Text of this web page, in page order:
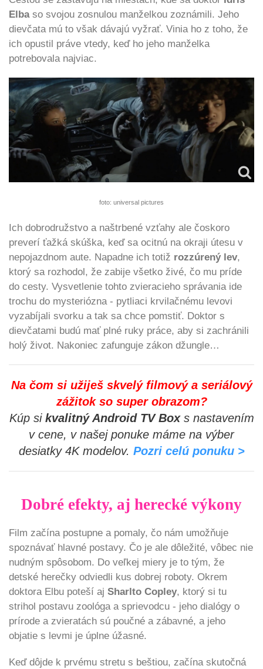
Elbaso svojou zosnulou manželkou zoznámili. Jeho
dievčata mú to však dávajú vyžrať. Vinia ho z toho, že
ich opustil práve vtedy, keď ho jeho manželka
potrebovala najviac.
foto: universal pictures
Ich dobrodružstvo a naštrbené vzťahy ale čoskoro
preverí ťažká skúška, keď sa ocitnú na okraji útesu v
nepojazdnom aute. Napadne ich totiž rozzúrený lev,
ktorý sa rozhodol, že zabije všetko živé, čo mu príde
do cesty. Vysvetlenie tohto zvieracieho správania ide
trochu do mysteriózna - pytliaci krvilačnému levovi
vyzabíjali svorku a tak sa chce pomstiť. Doktor s
dievčatami budú mať plné ruky práce, aby si zachránili
holý život. Nakoniec zafunguje zákon džungle…
Na čom si užiješ skvelý filmový a seriálový
zážitok so super obrazom?
Kúp si kvalitný Android TV Boxs nastavením
v cene, v našej ponuke máme na výber
desiatky 4K modelov. Pozri celú ponuku >
Dobré efekty, aj herecké výkony
Film začína postupne a pomaly, čo nám umožňuje
spoznávať hlavné postavy. Čo je ale dôležité, vôbec nie
nudným spôsobom. Do veľkej miery je to tým, že
detské herečky odviedli kus dobrej roboty. Okrem
doktora Elbu poteší aj Sharlto Copley, ktorý si tu
strihol postavu zoológa a sprievodcu - jeho dialógy o
prírode a zvieratách sú poučné a zábavné, a jeho
objatie s levmi je úplne úžasné.
Keď dôjde k prvému stretu s beštiou, začína skutočná